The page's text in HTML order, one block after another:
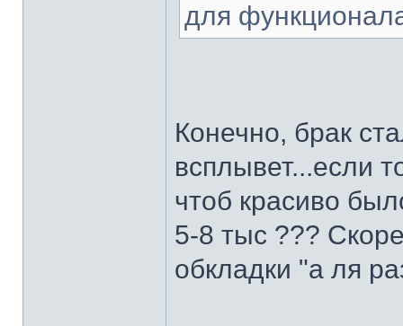
для
Конечно, брак
всплывет...если
чтоб красиво
5-8 тыс ???
обкладки "а ля